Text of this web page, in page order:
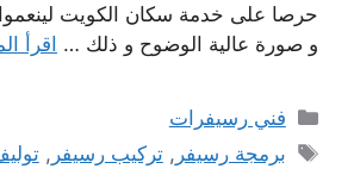
حرصا على خدمة سكان الكويت
و صورة عالية الوضوح و ذلك … اقرأ
التصنيفات
فني رسيفرات
الوسوم
برمجة رسيفر ,تركيب رسيفر ,